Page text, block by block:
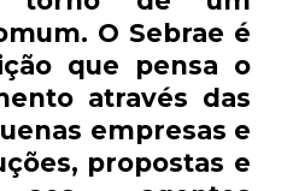
O Sebrae é
que pensa o
através das
empresas e
propostas e